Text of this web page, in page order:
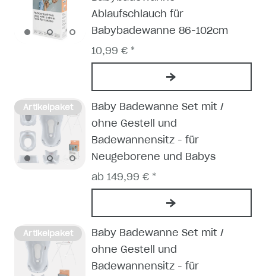
Ablaufschlauch für
Babybadewanne 86-102cm
10,99 € *
Artikelpaket
Baby Badewanne Set mit /
ohne Gestell und
Badewannensitz - für
Neugeborene und Babys
ab 149,99 € *
Artikelpaket
Baby Badewanne Set mit /
ohne Gestell und
Badewannensitz - für